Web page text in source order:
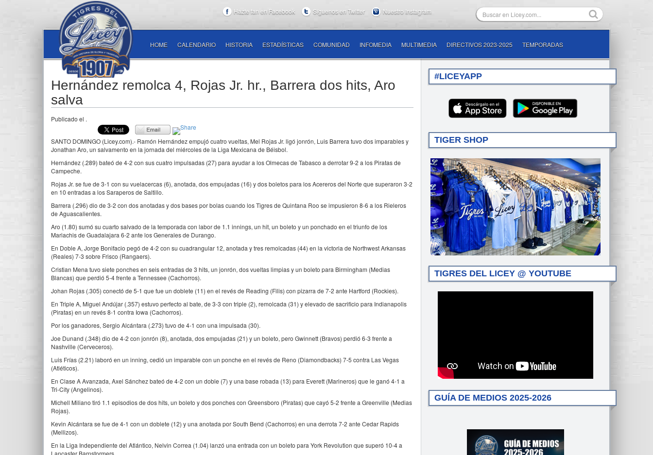
Hazte fan en Facebook Síguenos en Twitter Nuestro Instagram
HOME CALENDARIO HISTORIA ESTADÍSTICAS COMUNIDAD INFOMEDIA MULTIMEDIA DIRECTIVOS 2023-2025 TEMPORADAS
Hernández remolca 4, Rojas Jr. hr., Barrera dos hits, Aro
salva
Publicado el .
SANTO DOMINGO (Licey.com).- Ramón Hernández empujó cuatro vueltas, Mel Rojas Jr. ligó jonrón, Luis Barrera tuvo dos imparables y
Jonathan Aro, un salvamento en la jornada del miércoles de la Liga Mexicana de Béisbol.
Hernández (.289) bateó de 4-2 con sus cuatro impulsadas (27) para ayudar a los Olmecas de Tabasco a derrotar 9-2 a los Piratas de
Campeche.
Rojas Jr. se fue de 3-1 con su vuelacercas (6), anotada, dos empujadas (16) y dos boletos para los Acereros del Norte que superaron 3-2
en 10 entradas a los Saraperos de Saltillo.
Barrera (.296) dio de 3-2 con dos anotadas y dos bases por bolas cuando los Tigres de Quintana Roo se impusieron 8-6 a los Rieleros
de Aguascalientes.
Aro (1.80) sumó su cuarto salvado de la temporada con labor de 1.1 innings, un hit, un boleto y un ponchado en el triunfo de los
Mariachis de Guadalajara 6-2 ante los Generales de Durango.
En Doble A, Jorge Bonifacio pegó de 4-2 con su cuadrangular 12, anotada y tres remolcadas (44) en la victoria de Northwest Arkansas
(Reales) 7-3 sobre Frisco (Rangaers).
Cristian Mena tuvo siete ponches en seis entradas de 3 hits, un jonrón, dos vueltas limpias y un boleto para Birmingham (Medias
Blancas) que perdió 5-4 frente a Tennessee (Cachorros).
Johan Rojas (.305) conectó de 5-1 que fue un doblete (11) en el revés de Reading (Filis) con pizarra de 7-2 ante Hartford (Rockies).
En Triple A, Miguel Andújar (.357) estuvo perfecto al bate, de 3-3 con triple (2), remolcada (31) y elevado de sacrificio para Indianapolis
(Piratas) en un revés 8-1 contra Iowa (Cachorros).
Por los ganadores, Sergio Alcántara (.273) tuvo de 4-1 con una impulsada (30).
Joe Dunand (.348) dio de 4-2 con jonrón (8), anotada, dos empujadas (21) y un boleto, pero Gwinnett (Bravos) perdió 6-3 frente a
Nashville (Cerveceros).
Luis Frías (2.21) laboró en un inning, cedió un imparable con un ponche en el revés de Reno (Diamondbacks) 7-5 contra Las Vegas
(Atléticos).
En Clase A Avanzada, Axel Sánchez bateó de 4-2 con un doble (7) y una base robada (13) para Everett (Marineros) que le ganó 4-1 a
Tri-City (Angelinos).
Michell Miliano tiró 1.1 episodios de dos hits, un boleto y dos ponches con Greensboro (Piratas) que cayó 5-2 frente a Greenville (Medias
Rojas).
Kevin Alcántara se fue de 4-1 con un doblete (12) y una anotada por South Bend (Cachorros) en una derrota 7-2 ante Cedar Rapids
(Mellizos).
En la Liga Independiente del Atlántico, Nelvin Correa (1.04) lanzó una entrada con un boleto para York Revolution que superó 10-4 a
Lancaster Barnstormers.
#LICEYAPP
TIGER SHOP
TIGRES DEL LICEY @ YOUTUBE
GUÍA DE MEDIOS 2025-2026